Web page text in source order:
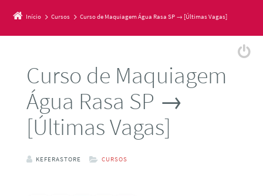
Início Cursos Curso de Maquiagem Água Rasa SP → [Últimas Vagas]
Curso de Maquiagem
Água Rasa SP →
[Últimas Vagas]
KEFERASTORE CURSOS